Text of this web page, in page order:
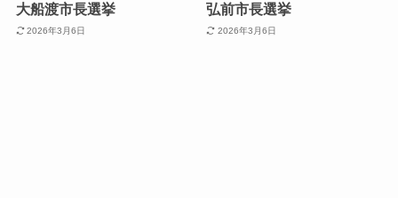
大船渡市長選挙
2026年3月6日
弘前市長選挙
2026年3月6日